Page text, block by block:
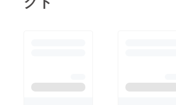
作ってもらいたい！」